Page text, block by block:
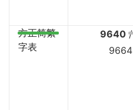
方正简繁
字表
9640 /
9664